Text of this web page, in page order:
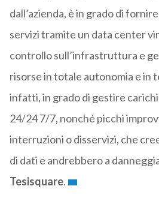
dall’azienda, è in grado di
servizi tramite un data center
controllo sull’infrastruttura e
risorse in totale autonomia e in
infatti, in grado di gestire
24/24 7/7, nonché picchi
interruzioni o disservizi, che
di dati e andrebbero a
Tesisquare.